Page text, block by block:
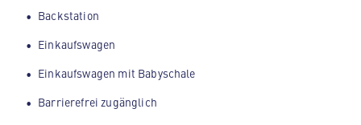
Backstation
Einkaufswagen
Einkaufswagen mit Babyschale
Barrierefrei zugänglich